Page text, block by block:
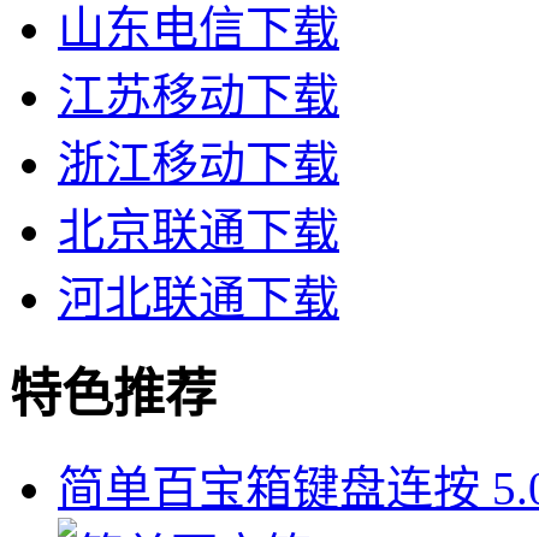
山东电信下载
江苏移动下载
浙江移动下载
北京联通下载
河北联通下载
特色推荐
简单百宝箱键盘连按